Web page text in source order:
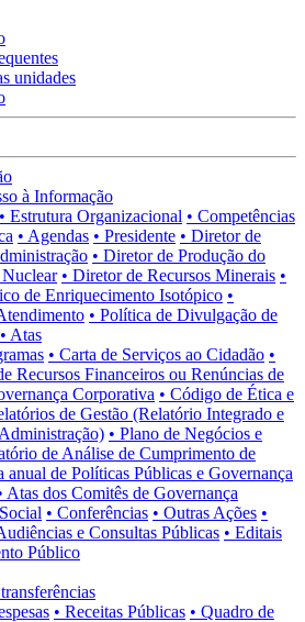
unidades
à Informação
• Estrutura Organizacional • Competências
• Agendas • Presidente • Diretor de
• Diretor de Produção do
• Diretor de Recursos Minerais •
de Enriquecimento Isotópico •
• Política de Divulgação de
• Atas
• Carta de Serviços ao Cidadão •
Recursos Financeiros ou Renúncias de
Corporativa • Código de Ética e
de Gestão (Relatório Integrado e
• Plano de Negócios e
de Análise de Cumprimento de
anual de Políticas Públicas e Governança
Atas dos Comitês de Governança
• Conferências • Outras Ações •
e Consultas Públicas • Editais
Público
• Receitas Públicas • Quadro de